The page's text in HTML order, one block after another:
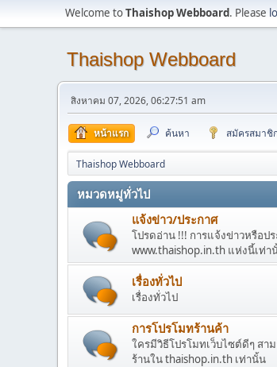
Welcome toThaishop Webboard. Please
Thaishop Webboard
สิงหาคม 07, 2026, 06:27:51 am
หน้าแรก ค้นหา สมัครสมาชิ
Thaishop Webboard
หมวดหมู่ทั่วไป
แจ้งข่าว/ประกาศ
โปรดอ่าน !!! การแจ้งข่าวหรือป
www.thaishop.in.th แห่งนี้เท่
เรื่องทั่วไป
เรื่องทั่วไป
การโปรโมทร้านค้า
ใครมีวิธีโปรโมทเว็บไซต์ดีๆ สา
ร้านใน thaishop.in.th เท่านั้น